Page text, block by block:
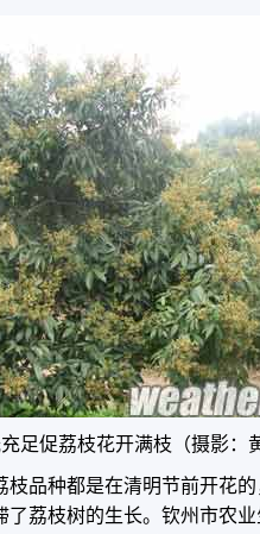
足促荔枝花开满枝（摄影：
枝品种都是在清明节前开花
了荔枝树的生长。钦州市农